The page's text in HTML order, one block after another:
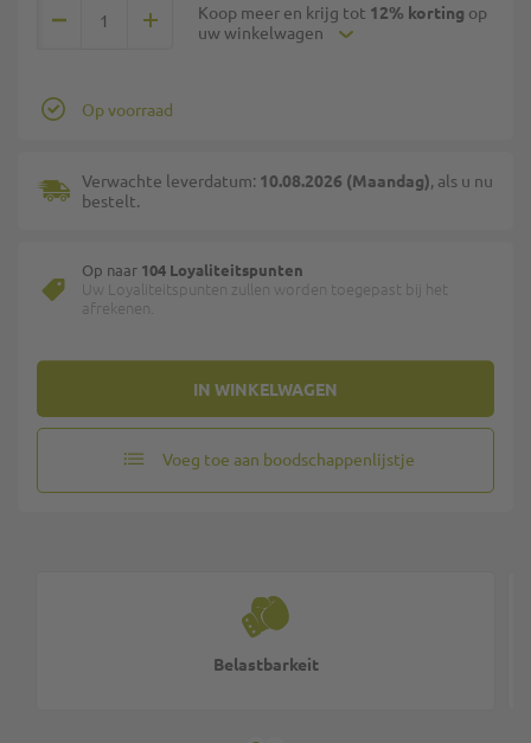
Koop meer en krijg tot 12% korting op
uw winkelwagen
IN WINKELWAGEN
Op voorraad
Verwachte leverdatum: 10.08.2026 (Maandag), als u nu
bestelt.
Op naar 104 Loyaliteitspunten
Uw Loyaliteitspunten zullen worden toegepast bij het
afrekenen.
Voeg toe aan boodschappenlijstje
Belastbarkeit